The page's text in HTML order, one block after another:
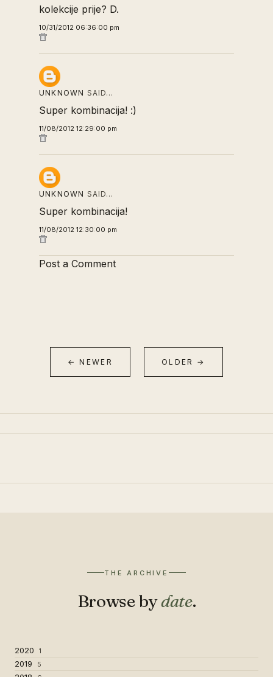
kolekcije prije? D.
10/31/2012 06:36:00 pm
UNKNOWN SAID…
Super kombinacija! :)
11/08/2012 12:29:00 pm
UNKNOWN SAID…
Super kombinacija!
11/08/2012 12:30:00 pm
Post a Comment
← NEWER OLDER →
THE ARCHIVE
Browse bydate.
2020 1
2019 5